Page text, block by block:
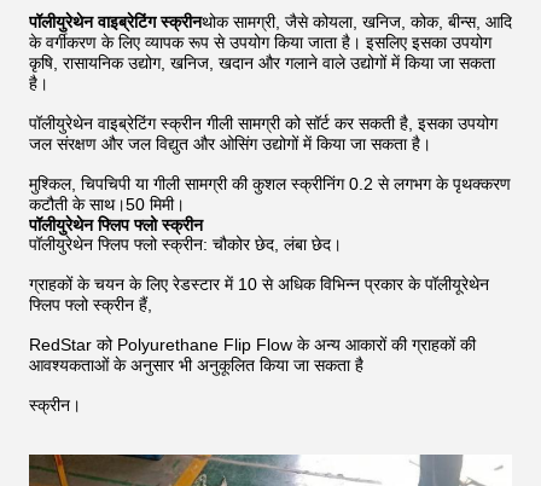
पॉलीयुरेथेन वाइब्रेटिंग स्क्रीनथोक सामग्री, जैसे कोयला, खनिज, कोक, बीन्स, आदि
के वर्गीकरण के लिए व्यापक रूप से उपयोग किया जाता है। इसलिए इसका उपयोग
कृषि, रासायनिक उद्योग, खनिज, खदान और गलाने वाले उद्योगों में किया जा सकता
है।
पॉलीयुरेथेन वाइब्रेटिंग स्क्रीन गीली सामग्री को सॉर्ट कर सकती है, इसका उपयोग
जल संरक्षण और जल विद्युत और ओसिंग उद्योगों में किया जा सकता है।
मुश्किल, चिपचिपी या गीली सामग्री की कुशल स्क्रीनिंग 0.2 से लगभग के पृथक्करण
कटौती के साथ।50 मिमी।
पॉलीयुरेथेन फ्लिप फ्लो स्क्रीन
पॉलीयुरेथेन फ्लिप फ्लो स्क्रीन: चौकोर छेद, लंबा छेद।
ग्राहकों के चयन के लिए रेडस्टार में 10 से अधिक विभिन्न प्रकार के पॉलीयूरेथेन
फ्लिप फ्लो स्क्रीन हैं,
RedStar को Polyurethane Flip Flow के अन्य आकारों की ग्राहकों की
आवश्यकताओं के अनुसार भी अनुकूलित किया जा सकता है
स्क्रीन।